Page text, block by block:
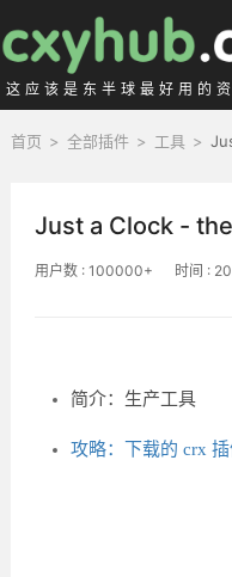
这应该是东半球最好用的
首页 > 全部插件 > 工具 >
Just a Clock -
用户数 : 100000+ 时间 :
简介：生产工具
攻略：下载的 crx